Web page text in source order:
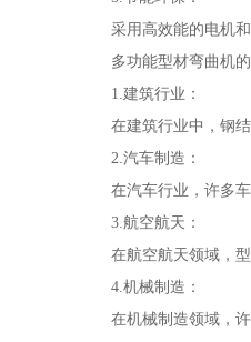
采用高效能的电机和
多功能型材弯曲机的
1.建筑行业：
在建筑行业中，钢结
2.汽车制造：
在汽车行业，许多车
3.航空航天：
在航空航天领域，型
4.机械制造：
在机械制造领域，许